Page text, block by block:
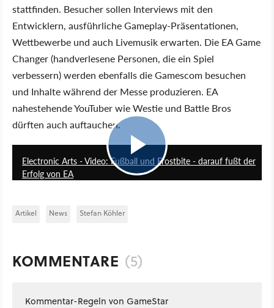
stattfinden. Besucher sollen Interviews mit den
Entwicklern, ausführliche Gameplay-Präsentationen,
Wettbewerbe und auch Livemusik erwarten. Die EA Game
Changer (handverlesene Personen, die ein Spiel
verbessern) werden ebenfalls die Gamescom besuchen
und Inhalte während der Messe produzieren. EA
nahestehende YouTuber wie Westie und Battle Bros
dürften auch auftauchen.
Electronic Arts - Video: Fußball und Frostbite - darauf fußt der
Erfolg von EA
Artikel News Stefan Köhler
KOMMENTARE (5)
Kommentar-Regeln von GameStar